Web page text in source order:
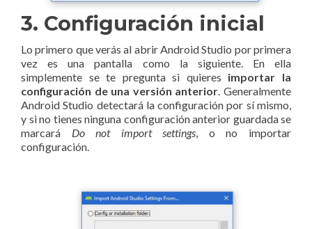
3. Configuración inicial
Lo primero que verás al abrir Android Studio por primera
vez es una pantalla como la siguiente. En ella
simplemente se te pregunta si quieres importar la
configuración de una versión anterior. Generalmente
Android Studio detectará la configuración por sí mismo,
y si no tienes ninguna configuración anterior guardada se
marcará Do not import settings, o no importar
configuración.